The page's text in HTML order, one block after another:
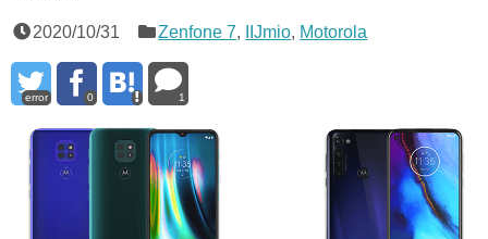
2020/10/31 Zenfone 7, IIJmio, Motorola
error 0 1